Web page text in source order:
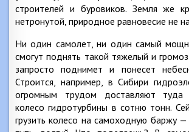
строителей и буровиков. Земля же
нетронутой, природное равновесие не
Ни один самолет, ни один самый
смогут поднять такой тяжелый и
запросто поднимет и понесет
Строится, например, в Сибири
огромным трудом доставляют туда
колесо гидротурбины в сотню тонн.
грузить колесо на самоходную баржу